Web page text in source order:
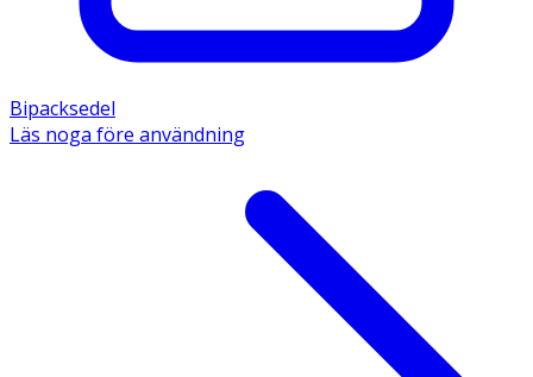
Bipacksedel
Läs noga före användning